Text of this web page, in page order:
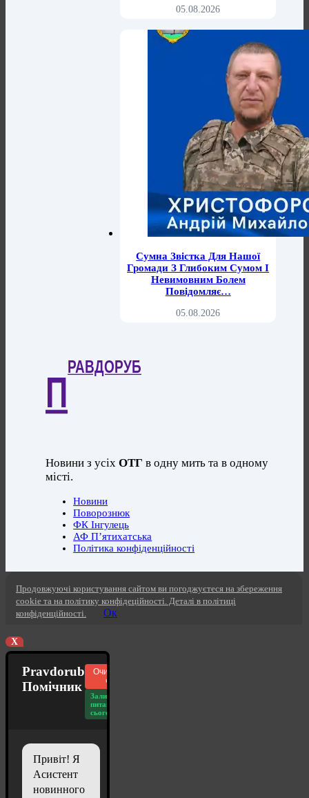
05.08.2026
Сумна Звістка Для Нашої
Громади З Глибоким Сумом І
Невимовним Болем
Повідомляє…
05.08.2026
П
РАВДОРУБ
Новини з усіхОТГ в одну мить та в одному
місті.
Новини
Поворознюк
ФК Інгулець
АФ П’ятихатська
Політика конфіденційності
Продовжуючі користування сайтом ви погоджуєтеся на збереження
cookie та на політику конфідеційності. Деталі в політиці
конфіденційності.
Ок
X
Pravdorub
Помічник
Очистити
чат
Залишилось
питань
сьогодні: 20
Привіт! Я
Асистент
новинного